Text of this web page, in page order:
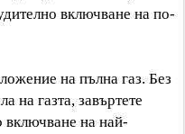
включване на по-
на пълна газ. Без
на газта, завъртете
включване на най-